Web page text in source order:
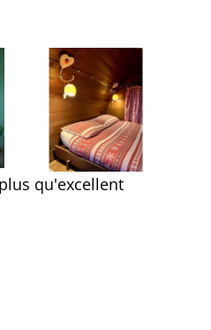
qu'excellent